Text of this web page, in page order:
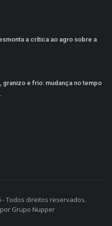
a crítica ao agro sobre a
granizo e frio: mudança no tempo
- Todos direitos reservados.
Grupo Nupper